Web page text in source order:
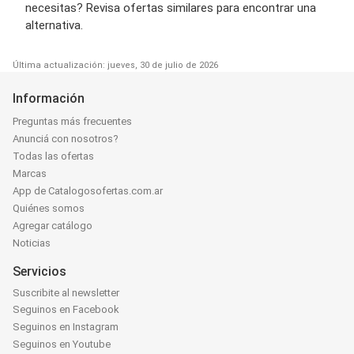
necesitas? Revisa ofertas similares para encontrar una
alternativa.
Última actualización: jueves, 30 de julio de 2026
Información
Preguntas más frecuentes
Anunciá con nosotros?
Todas las ofertas
Marcas
App de Catalogosofertas.com.ar
Quiénes somos
Agregar catálogo
Noticias
Servicios
Suscribite al newsletter
Seguinos en Facebook
Seguinos en Instagram
Seguinos en Youtube